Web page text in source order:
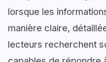
lorsque les
manière claire,
lecteurs recherchent